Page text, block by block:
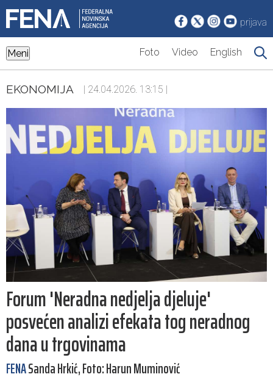
prijava
Meni Foto Video English
EKONOMIJA | 24.04.2026. 13:15 |
Forum 'Neradna nedjelja djeluje'
posvećen analizi efekata tog neradnog
dana u trgovinama
FENASanda Hrkić, Foto: Harun Muminović